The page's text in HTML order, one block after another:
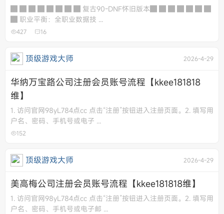
█ █ █ █ █ █ █ █ 复古90-DNF怀旧版本█ █ █ █ █ █ █
█ 职业平衡：全职业数据技 ...
427 16
顶级游戏大师 2026-4-29
华纳万宝路公司注册会员账号流程【kkee181818
维】
1. 访问官网98yL784点cc 点击“注册”按钮进入注册页面。 ​ 2. 填写用
户名、密码、手机号或电子 ...
152
顶级游戏大师 2026-4-29
美高梅公司注册会员账号流程【kkee181818维】
1. 访问官网98yL784点cc 点击“注册”按钮进入注册页面。​2. 填写用
户名、密码、手机号或电子邮 ...